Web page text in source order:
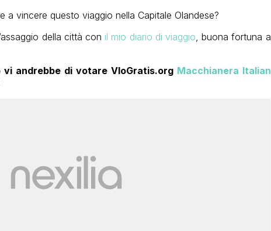
a vincere questo viaggio nella Capitale Olandese?
della città con il mio diario di viaggio , buona fortuna a
andrebbe di votare VloGratis.org Macchianera Italian